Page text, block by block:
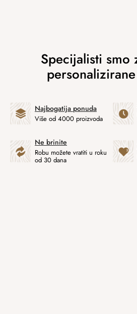
Najbogatija ponuda
Više od 4000 proizvoda
Ne brinite
Robu možete vratiti u roku
od 30 dana